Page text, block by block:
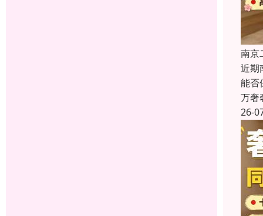
南京
近期
能否
万奢
26-